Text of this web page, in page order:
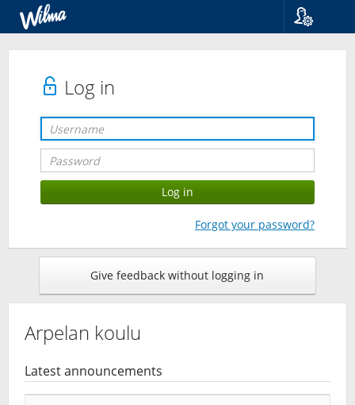
Log in
Forgot your password?
Give feedback without logging in
Arpelan koulu
Latest announcements